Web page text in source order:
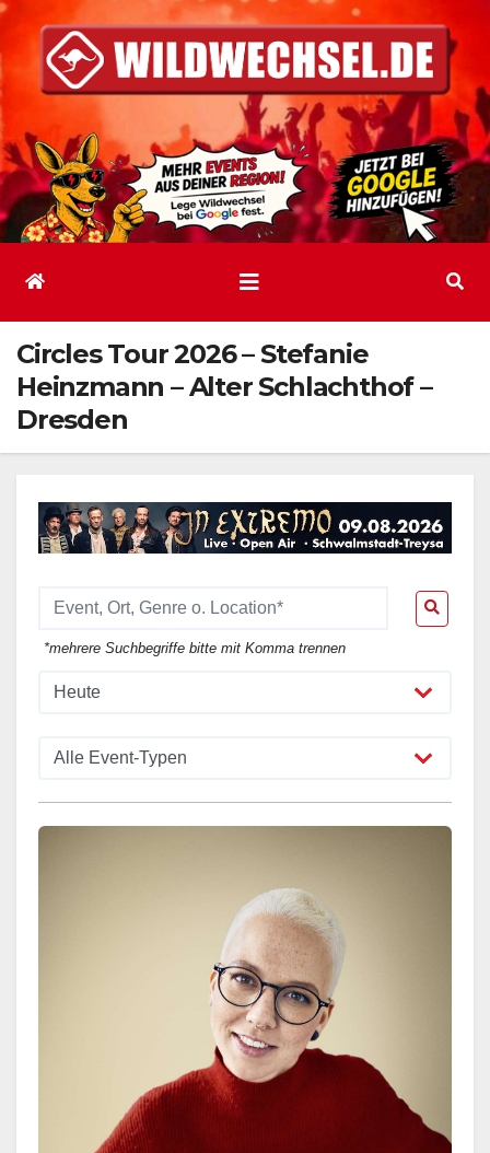
Inhalt
springen
Circles Tour 2026 – Stefanie
Heinzmann – Alter Schlachthof –
Dresden
*mehrere Suchbegriffe bitte mit Komma trennen